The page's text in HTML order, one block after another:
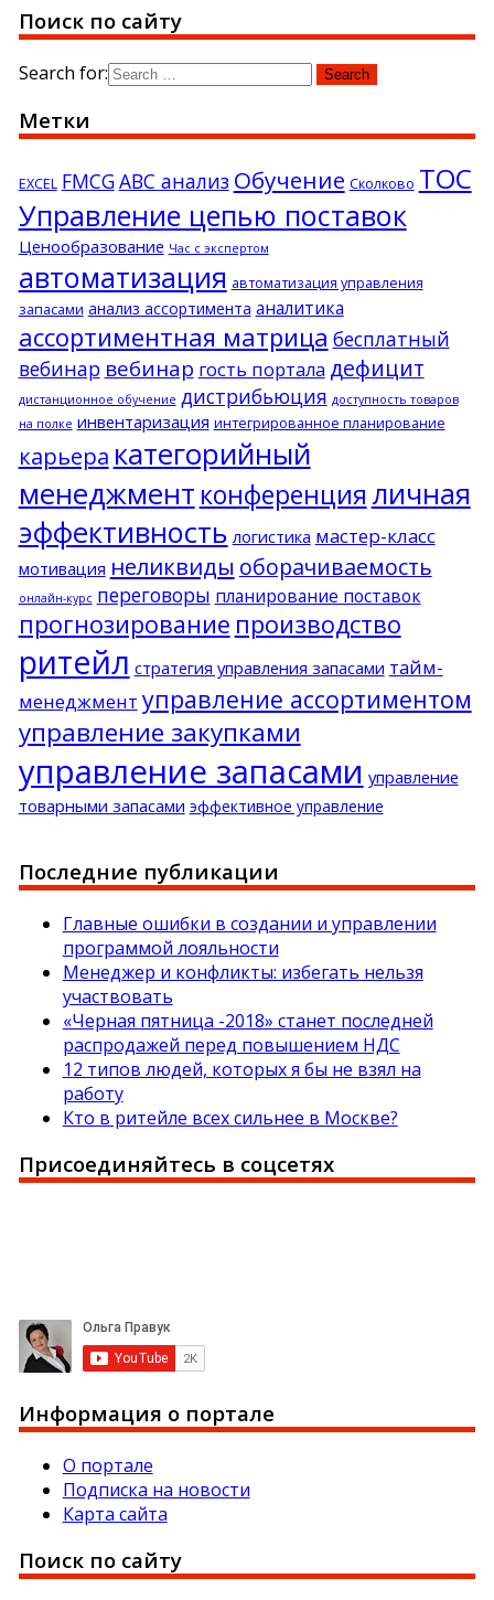
Поиск по сайту
Search for:
Метки
EXCEL FMCGАВС анализ Обучение Сколково ТОС
Управление цепью поставок
Ценообразование Час с экспертом
автоматизация автоматизация управления
запасами анализ ассортимента аналитика
ассортиментная матрица бесплатный
вебинар вебинар гость портала дефицит
дистанционное обучение дистрибьюция доступность товаров
на полке инвентаризация интегрированное планирование
карьера категорийный
менеджмент конференция личная
эффективность логистика мастер-класс
мотивация неликвиды оборачиваемость
онлайн-курс переговоры планирование поставок
прогнозирование производство
ритейл стратегия управления запасами тайм-
менеджмент управление ассортиментом
управление закупками
управление запасами управление
товарными запасами эффективное управление
Последние публикации
Главные ошибки в создании и управлении
программой лояльности
Менеджер и конфликты: избегать нельзя
участвовать
«Черная пятница -2018» станет последней
распродажей перед повышением НДС
12 типов людей, которых я бы не взял на
работу
Кто в ритейле всех сильнее в Москве?
Присоединяйтесь в соцсетях
Информация о портале
О портале
Подписка на новости
Карта сайта
Поиск по сайту